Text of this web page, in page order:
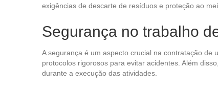
exigências de descarte de resíduos e proteção ao
Segurança no trabalho
A segurança é um aspecto crucial na contratação de
protocolos rigorosos para evitar acidentes. Além
durante a execução das atividades.